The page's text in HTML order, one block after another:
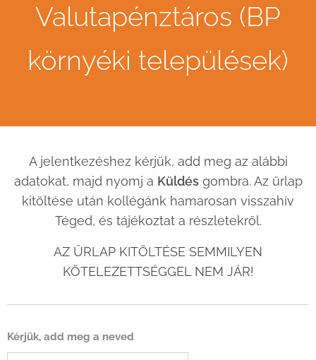
Valutapénztáros (BP
környéki települések)
A jelentkezéshez kérjük, add meg az alábbi
adatokat, majd nyomj a Küldésgombra. Az űrlap
kitöltése után kollégánk hamarosan visszahív
Téged, és tájékoztat a részletekről.
AZ ŰRLAP KITÖLTÉSE SEMMILYEN
KÖTELEZETTSÉGGEL NEM JÁR!
Kérjük, add meg a neved